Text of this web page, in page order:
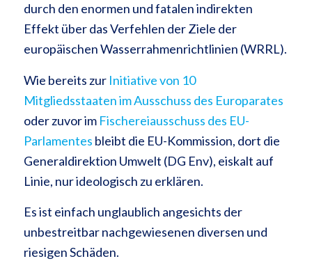
durch den enormen und fatalen indirekten
Effekt über das Verfehlen der Ziele der
europäischen Wasserrahmenrichtlinien (WRRL).
Wie bereits zur Initiative von 10
Mitgliedsstaaten im Ausschuss des Europarates
oder zuvor im Fischereiausschuss des EU-
Parlamentes bleibt die EU-Kommission, dort die
Generaldirektion Umwelt (DG Env), eiskalt auf
Linie, nur ideologisch zu erklären.
Es ist einfach unglaublich angesichts der
unbestreitbar nachgewiesenen diversen und
riesigen Schäden.